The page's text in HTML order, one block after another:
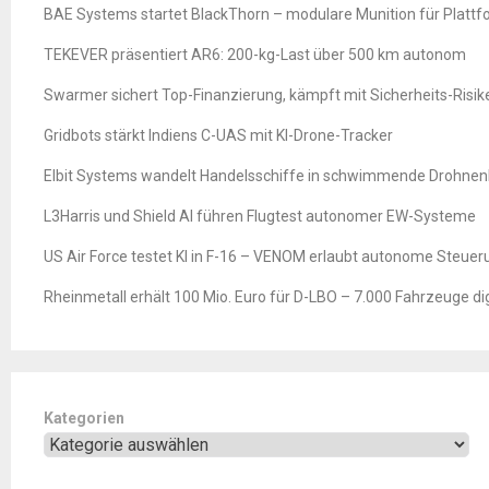
BAE Systems startet BlackThorn – modulare Munition für
TEKEVER präsentiert AR6: 200-kg-Last über 500 km autonom
Swarmer sichert Top-Finanzierung, kämpft mit Sicherheits-
Gridbots stärkt Indiens C-UAS mit KI-Drone-Tracker
Elbit Systems wandelt Handelsschiffe in schwimmende
L3Harris und Shield AI führen Flugtest autonomer EW-Systeme
US Air Force testet KI in F-16 – VENOM erlaubt autonome
Rheinmetall erhält 100 Mio. Euro für D-LBO – 7.000 Fahrzeuge
Kategorien